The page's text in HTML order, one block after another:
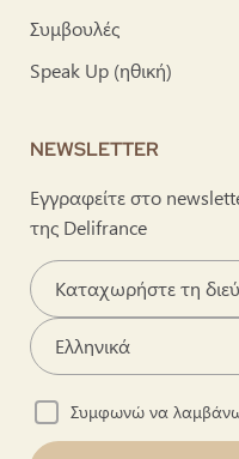
Συμβουλές
Speak Up (ηθική)
NEWSLETTER
Εγγραφείτε στο
της Delifrance
Συμφωνώ να